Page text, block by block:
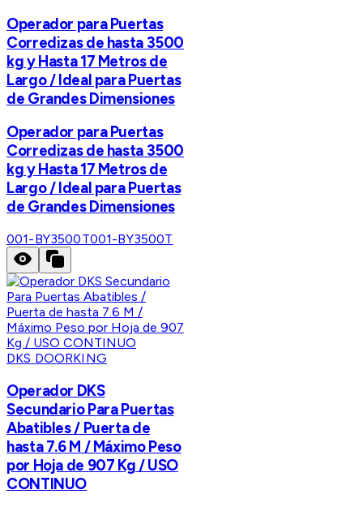
Operador para Puertas
Corredizas de hasta 3500
kg y Hasta 17 Metros de
Largo / Ideal para Puertas
de Grandes Dimensiones
Operador para Puertas
Corredizas de hasta 3500
kg y Hasta 17 Metros de
Largo / Ideal para Puertas
de Grandes Dimensiones
001-BY3500T001-BY3500T
DKS DOORKING
Operador DKS
Secundario Para Puertas
Abatibles / Puerta de
hasta 7.6 M / Máximo Peso
por Hoja de 907 Kg / USO
CONTINUO